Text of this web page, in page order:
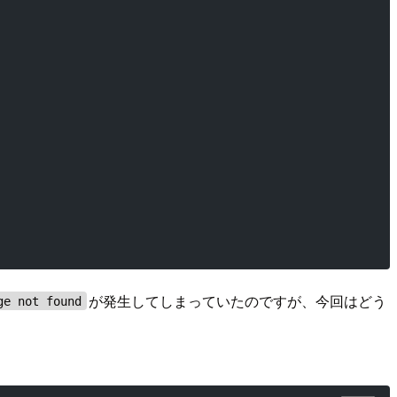
not found が発生してしまっていたのですが、今回はどう